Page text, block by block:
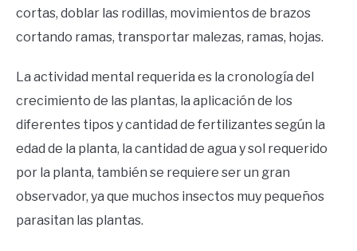
cortas, doblar las rodillas, movimientos de brazos
cortando ramas, transportar malezas, ramas, hojas.
La actividad mental requerida es la cronología del
crecimiento de las plantas, la aplicación de los
diferentes tipos y cantidad de fertilizantes según la
edad de la planta, la cantidad de agua y sol requerido
por la planta, también se requiere ser un gran
observador, ya que muchos insectos muy pequeños
parasitan las plantas.